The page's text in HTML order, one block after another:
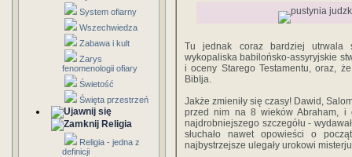
System ofiarny
Wszechwiedza
Zabawa i kult
Zarys
fenomenologii ofiary
Świetość
Święta przestrzeń
Religia
Religia - jedna z
definicji
Tu jednak coraz bardziej utrwala
wykopaliska babilońsko-assyryjskie
i oceny Starego Testamentu, oraz,
BibIja.
Jakże zmieniły się czasy! Dawid,
przed nim na 8 wieków Abraham, i
najdrobniejszego szczegółu -
słuchało nawet opowieści o
najbystrzejsze ulegały urokowi